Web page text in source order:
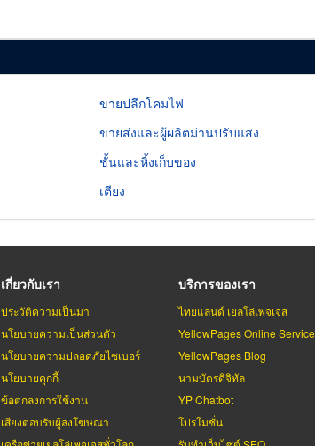
ขายปลีกโคมไฟ
ขายส่งและผู้ผลิตม่านปรับแสง
ชั้นและหิ้งเก็บของ
เตียง
เกี่ยวกับเรา
ประวัติความเป็นมา
นโยบายความเป็นส่วนตัว
นโยบายความปลอดภัยไซเบอร์
นโยบายคุกกี้
ข้อตกลงการใช้งาน
เสียงตอบรับผู้ลงโฆษณา
บริการของเรา
ไทยแลนด์ เยลโล่เพจเจส
YellowPages Online Service
YellowPages Blog
นามบัตรดิจิทัล
YP Chatbot
โปรโมชั่น